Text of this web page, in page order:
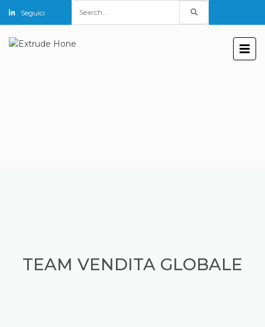
Seguici
for:
TEAM VENDITA GLOBALE